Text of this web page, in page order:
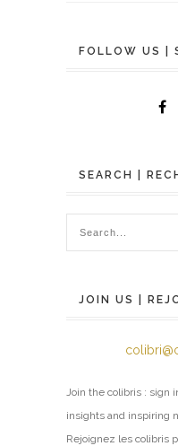
FOLLOW US |
SEARCH |
JOIN US |
Join the colibris : sign
insights and inspiring
Rejoignez les colibris